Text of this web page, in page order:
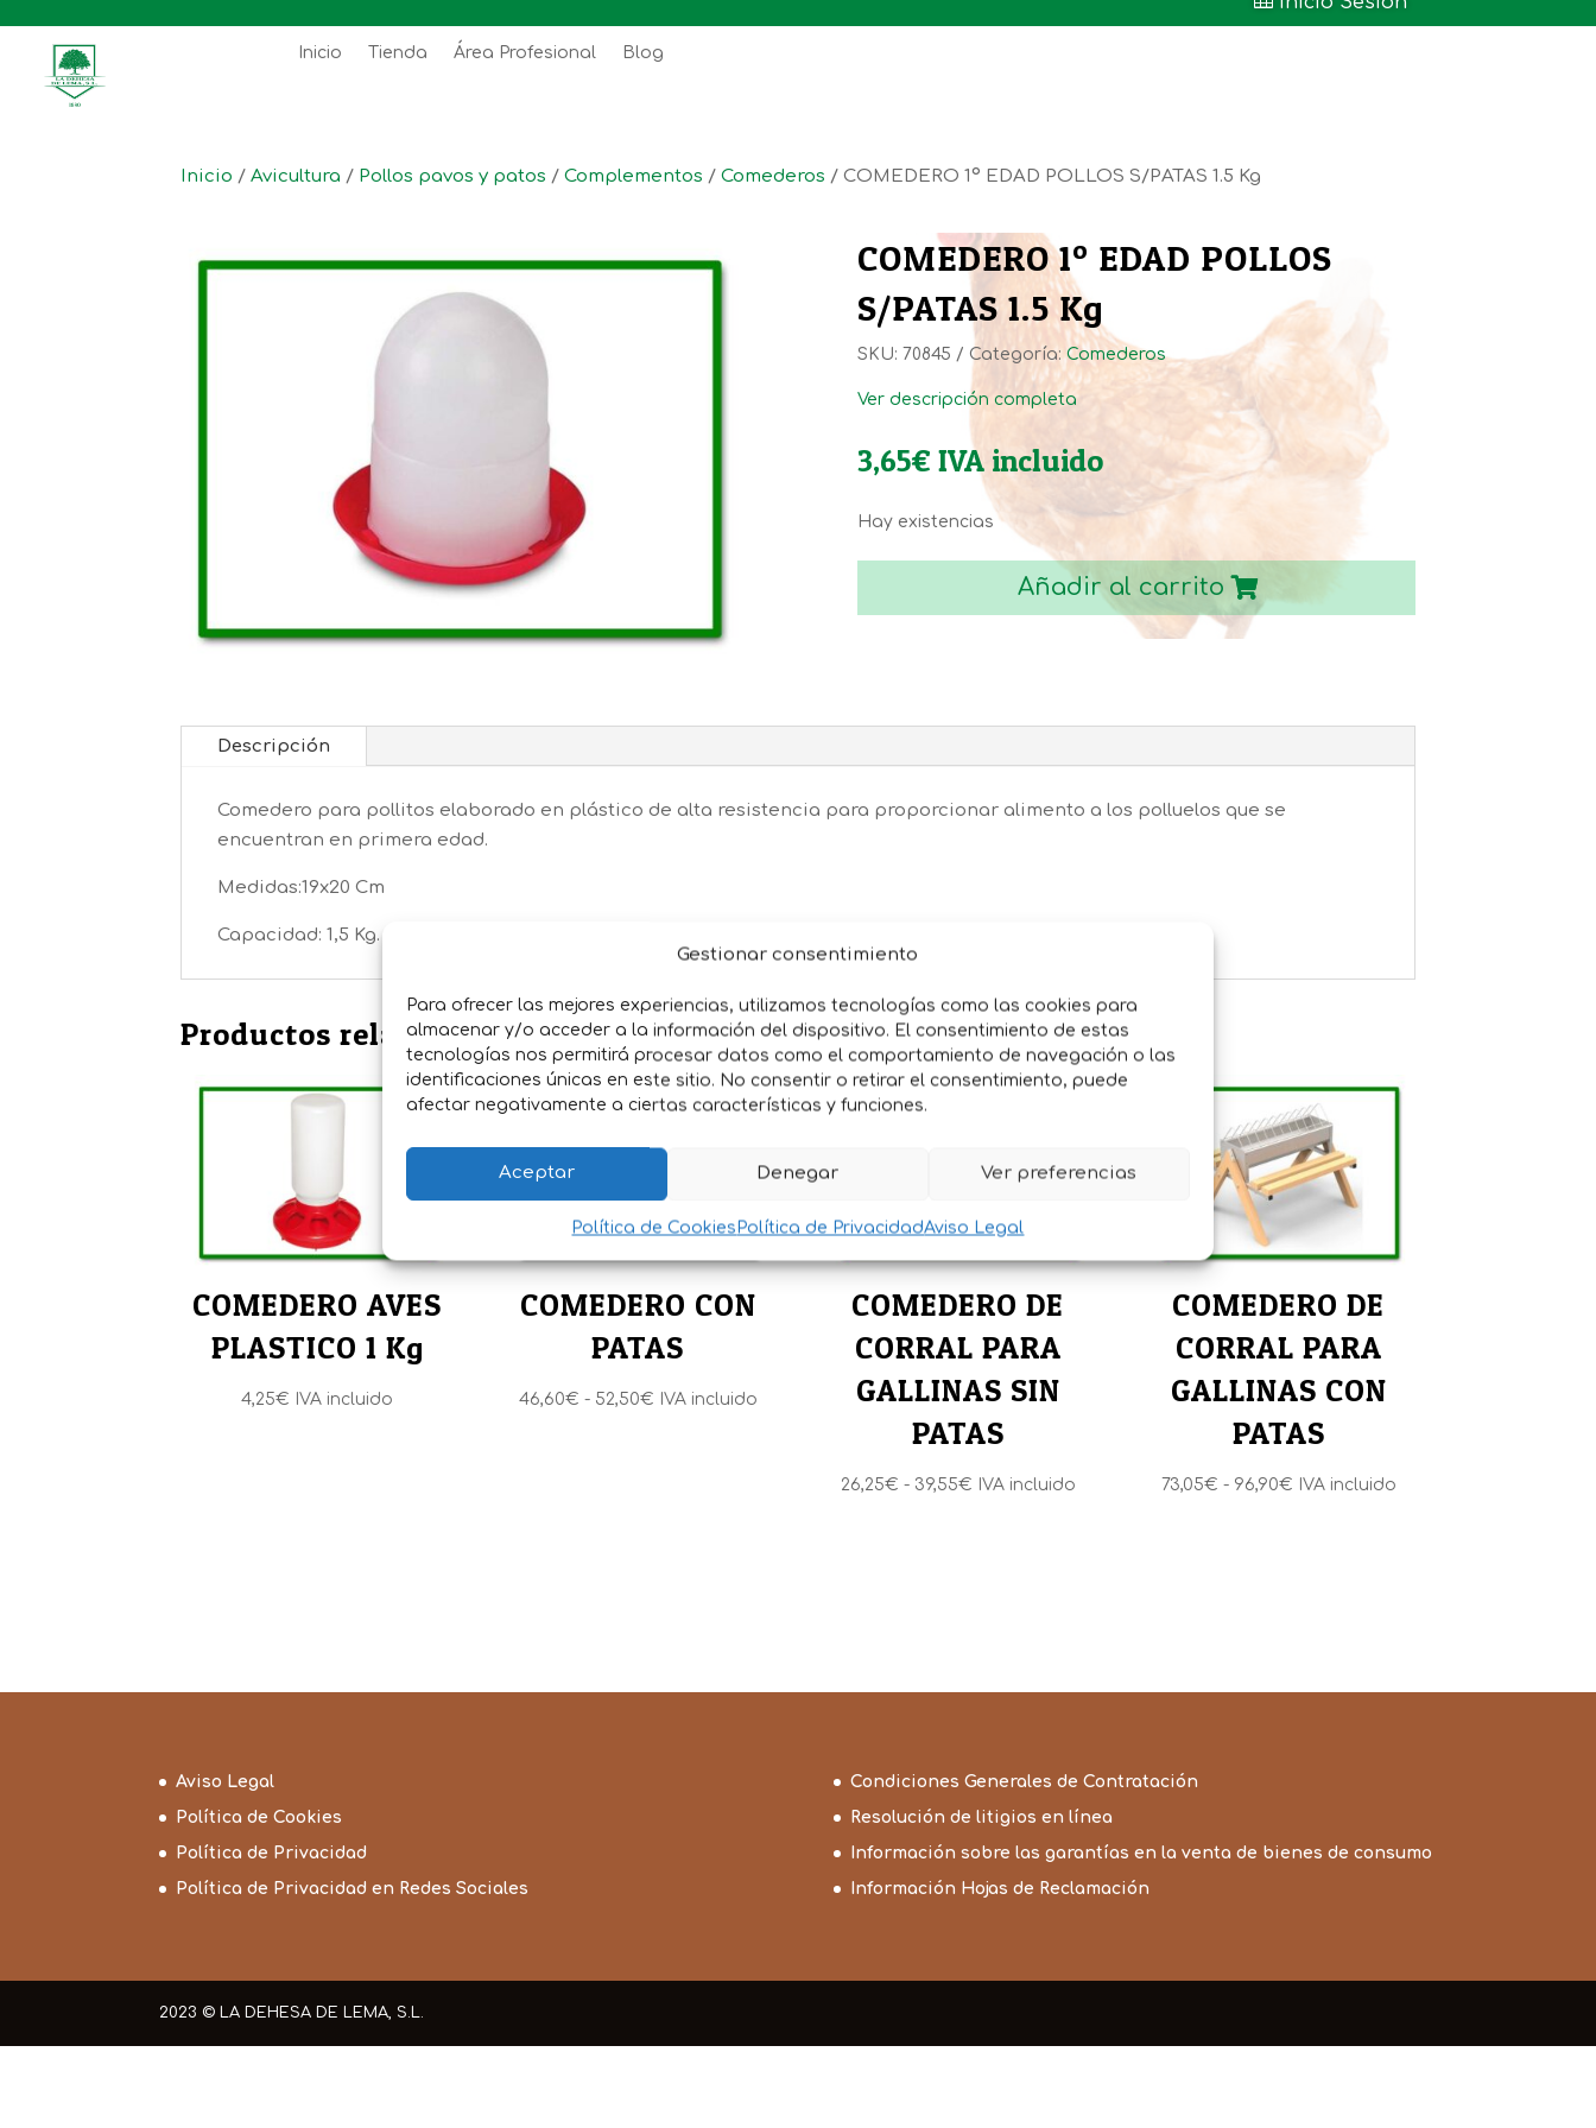
Gestionar consentimiento
Para ofrecer las mejores experiencias, utilizamos tecnologías como las cookies para
almacenar y/o acceder a la información del dispositivo. El consentimiento de estas
tecnologías nos permitirá procesar datos como el comportamiento de navegación o las
identificaciones únicas en este sitio. No consentir o retirar el consentimiento, puede
afectar negativamente a ciertas características y funciones.
Aceptar Denegar Ver preferencias
Política de Cookies Política de PrivacidadAviso Legal
Inicio Tienda Área Profesional Blog
Inicio / Avicultura / Pollos pavos y patos / Complementos / Comederos / COMEDERO 1º EDAD POLLOS S/PATAS 1.5 Kg
COMEDERO 1º EDAD POLLOS
S/PATAS 1.5 Kg
SKU: 70845 Categoría:Comederos
Ver descripción completa
3,65€ IVA incluido
Hay existencias
Kg
Añadir al carrito
Descripción
Comedero para pollitos elaborado en plástico de alta resistencia para proporcionar alimento a los polluelos que se
encuentran en primera edad.
Medidas:19x20 Cm
Capacidad: 1,5 Kg.
Productos relacionados
COMEDERO AVES
PLASTICO 1 Kg
4,25€ IVA incluido
COMEDERO CON
PATAS
46,60€ - 52,50€Rango
IVA incluido
COMEDERO DE
CORRAL PARA
GALLINAS SIN
PATAS
26,25€ - 39,55€Rango
IVA incluido
COMEDERO DE
CORRAL PARA
GALLINAS CON
PATAS
73,05€ - 96,90€Rango
IVA incluido
Aviso Legal
Política de Cookies
Política de Privacidad
Política de Privacidad en Redes Sociales
Condiciones Generales de Contratación
Resolución de litigios en línea
Información sobre las garantías en la venta de bienes de consumo
Información Hojas de Reclamación
2023 © LA DEHESA DE LEMA, S.L.